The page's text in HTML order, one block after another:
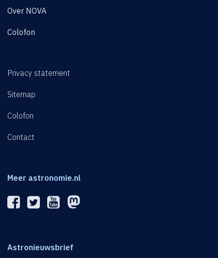
Over NOVA
Colofon
Privacy statement
Sitemap
Colofon
Contact
Meer astronomie.nl
Astronieuwsbrief